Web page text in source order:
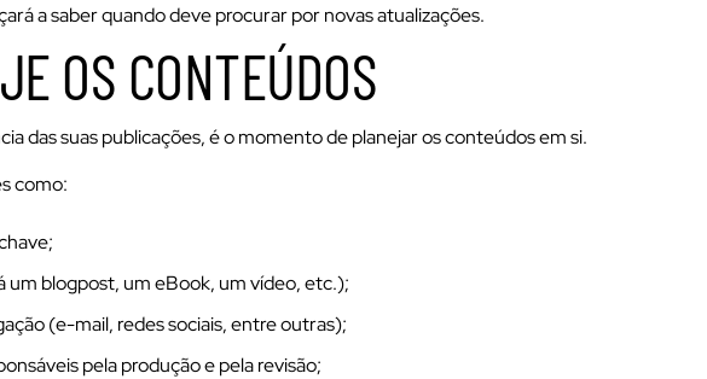
a saber quando deve procurar por novas atualizações.
OS CONTEÚDOS
das suas publicações, é o momento de planejar os conteúdos em si.
como:
um blogpost, um eBook, um vídeo, etc.);
(e-mail, redes sociais, entre outras);
pela produção e pela revisão;